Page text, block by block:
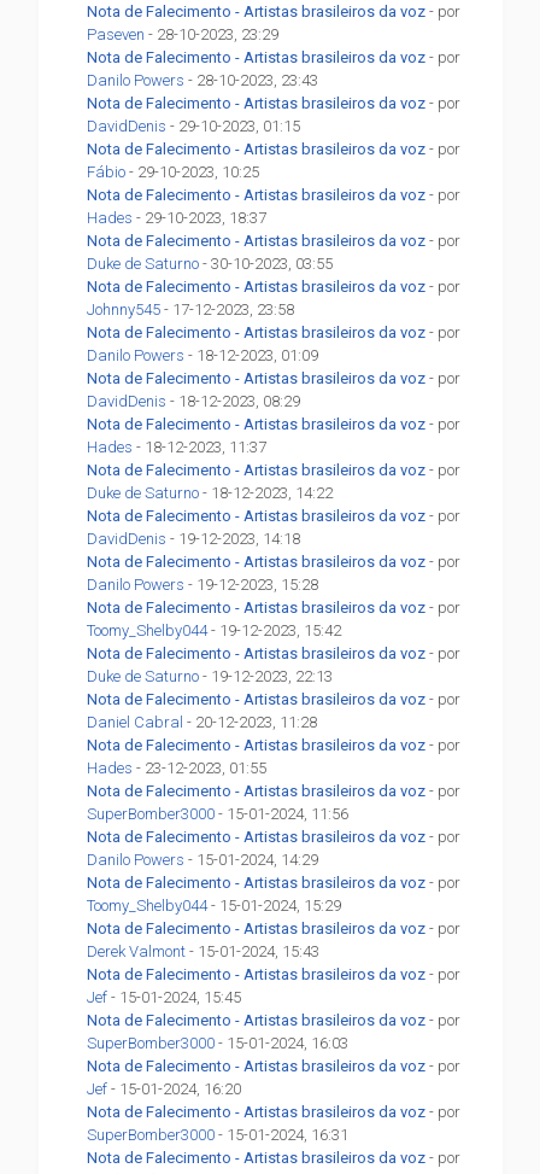
Nota de Falecimento - Artistas brasileiros da voz - por
Paseven - 28-10-2023, 23:29
Nota de Falecimento - Artistas brasileiros da voz - por
Danilo Powers - 28-10-2023, 23:43
Nota de Falecimento - Artistas brasileiros da voz - por
DavidDenis - 29-10-2023, 01:15
Nota de Falecimento - Artistas brasileiros da voz - por
Fábio - 29-10-2023, 10:25
Nota de Falecimento - Artistas brasileiros da voz - por
Hades - 29-10-2023, 18:37
Nota de Falecimento - Artistas brasileiros da voz - por
Duke de Saturno - 30-10-2023, 03:55
Nota de Falecimento - Artistas brasileiros da voz - por
Johnny545 - 17-12-2023, 23:58
Nota de Falecimento - Artistas brasileiros da voz - por
Danilo Powers - 18-12-2023, 01:09
Nota de Falecimento - Artistas brasileiros da voz - por
DavidDenis - 18-12-2023, 08:29
Nota de Falecimento - Artistas brasileiros da voz - por
Hades - 18-12-2023, 11:37
Nota de Falecimento - Artistas brasileiros da voz - por
Duke de Saturno - 18-12-2023, 14:22
Nota de Falecimento - Artistas brasileiros da voz - por
DavidDenis - 19-12-2023, 14:18
Nota de Falecimento - Artistas brasileiros da voz - por
Danilo Powers - 19-12-2023, 15:28
Nota de Falecimento - Artistas brasileiros da voz - por
Toomy_Shelby044- 19-12-2023, 15:42
Nota de Falecimento - Artistas brasileiros da voz - por
Duke de Saturno - 19-12-2023, 22:13
Nota de Falecimento - Artistas brasileiros da voz - por
Daniel Cabral - 20-12-2023, 11:28
Nota de Falecimento - Artistas brasileiros da voz - por
Hades - 23-12-2023, 01:55
Nota de Falecimento - Artistas brasileiros da voz - por
SuperBomber3000 - 15-01-2024, 11:56
Nota de Falecimento - Artistas brasileiros da voz - por
Danilo Powers - 15-01-2024, 14:29
Nota de Falecimento - Artistas brasileiros da voz - por
Toomy_Shelby044- 15-01-2024, 15:29
Nota de Falecimento - Artistas brasileiros da voz - por
Derek Valmont - 15-01-2024, 15:43
Nota de Falecimento - Artistas brasileiros da voz - por
Jef - 15-01-2024, 15:45
Nota de Falecimento - Artistas brasileiros da voz - por
SuperBomber3000 - 15-01-2024, 16:03
Nota de Falecimento - Artistas brasileiros da voz - por
Jef - 15-01-2024, 16:20
Nota de Falecimento - Artistas brasileiros da voz - por
SuperBomber3000 - 15-01-2024, 16:31
Nota de Falecimento - Artistas brasileiros da voz - por